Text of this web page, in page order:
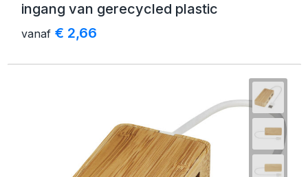
ingang van gerecycled plastic
vanaf € 2,66